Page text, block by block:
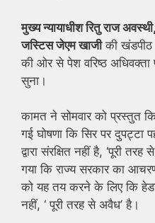
मुख्य न्यायाधीश रितु राज
जस्टिस जेएम खाजीकी खंडपीठ
की ओर से पेश वरिष्ठ अधिवक्ता
सुना।
कामत ने सोमवार को प्रस्तुत
गई घोषणा कि सिर पर
द्वारा संरक्षित नहीं है, ‘पूरी
गया कि राज्य सरकार का
को यह तय करने के लिए कि
नहीं, ‘ पूरी तरह से अवैध’ है।